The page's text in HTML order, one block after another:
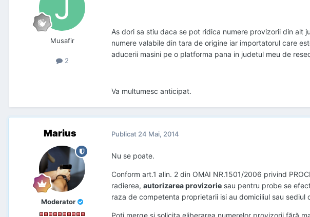
Musafir
2
As dori sa stiu daca se pot ridica numere provizorii din alt
numere valabile din tara de origine iar importatorul care
aducerii masini pe o platforma pana in judetul meu de
Va multumesc anticipat.
Marius
Moderator
Publicat 24 Mai, 2014
Nu se poate.
Conform art.1 alin. 2 din OMAI NR.1501/2006 privind
radierea, autorizarea provizorie sau pentru probe se
raza de competenta proprietarii isi au domiciliul sau sediul